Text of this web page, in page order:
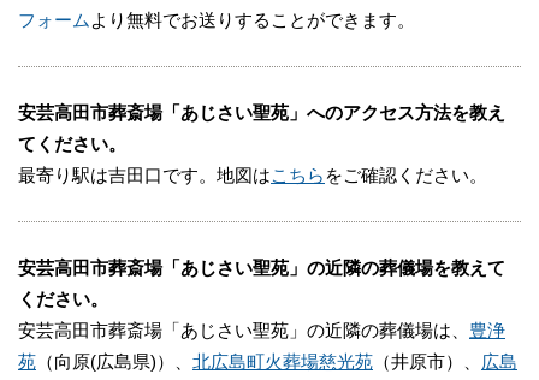
フォーム より無料でお送りすることができます。
安芸高田市葬斎場「あじさい聖苑」へのアクセス方法を教え
てください。
最寄り駅は吉田口です。地図はこちら をご確認ください。
安芸高田市葬斎場「あじさい聖苑」の近隣の葬儀場を教えて
ください。
安芸高田市葬斎場「あじさい聖苑」の近隣の葬儀場は、 豊浄
苑 （向原(広島県)）、 北広島町火葬場慈光苑 （井原市）、 広島